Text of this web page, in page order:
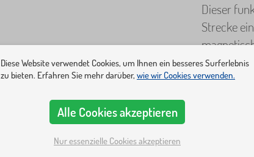
Dieser
Strecke
Versand an
Diese Website verwendet Cookies, um Ihnen ein besseres Surferlebnis
zu bieten. Erfahren Sie mehr darüber, wie wir Cookies verwenden.
Alle Cookies akzeptieren
Nur essenzielle Cookies akzeptieren